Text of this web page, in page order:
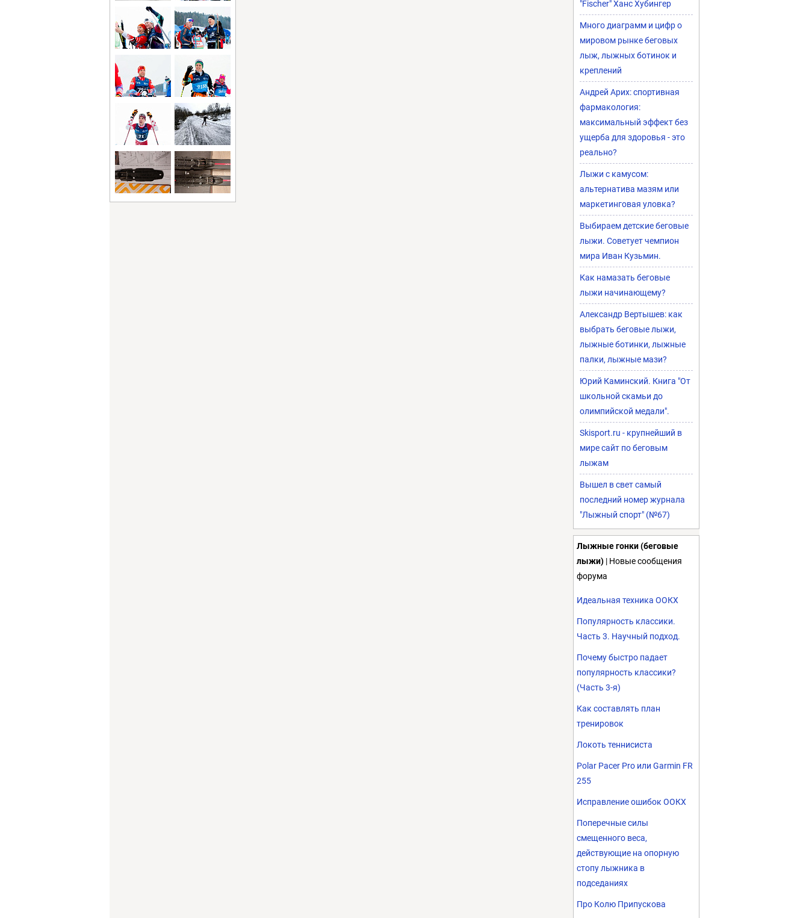
"Fischer" Ханс Хубингер
Много диаграмм и цифр о
мировом рынке беговых
лыж, лыжных ботинок и
креплений
Андрей Арих: спортивная
фармакология:
максимальный эффект без
ущерба для здоровья - это
реально?
Лыжи с камусом:
альтернатива мазям или
маркетинговая уловка?
Выбираем детские беговые
лыжи. Советует чемпион
мира Иван Кузьмин.
Как намазать беговые
лыжи начинающему?
Александр Вертышев: как
выбрать беговые лыжи,
лыжные ботинки, лыжные
палки, лыжные мази?
Юрий Каминский. Книга "От
школьной скамьи до
олимпийской медали".
Skisport.ru - крупнейший в
мире сайт по беговым
лыжам
Вышел в свет самый
последний номер журнала
"Лыжный спорт" (№67)
Лыжные гонки (беговые
лыжи) | Новые сообщения
форума
Идеальная техника ООКХ
Популярность классики.
Часть 3. Научный подход.
Почему быстро падает
популярность классики?
(Часть 3-я)
Как составлять план
тренировок
Локоть теннисиста
Polar Pacer Pro или Garmin FR
255
Исправление ошибок ООКХ
Поперечные силы
смещенного веса,
действующие на опорную
стопу лыжника в
подседаниях
Про Колю Припускова